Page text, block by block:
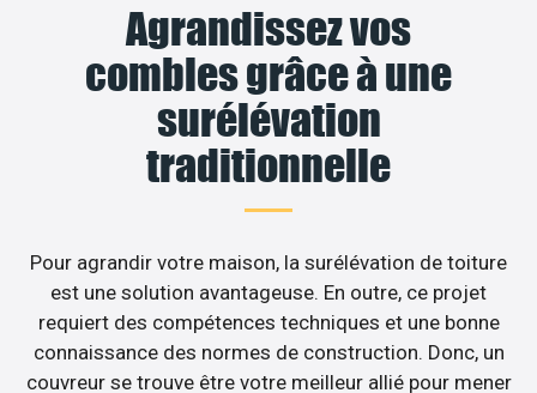
Agrandissez vos
combles grâce à une
surélévation
traditionnelle
Pour agrandir votre maison, la surélévation de toiture
est une solution avantageuse. En outre, ce projet
requiert des compétences techniques et une bonne
connaissance des normes de construction. Donc, un
couvreur se trouve être votre meilleur allié pour mener